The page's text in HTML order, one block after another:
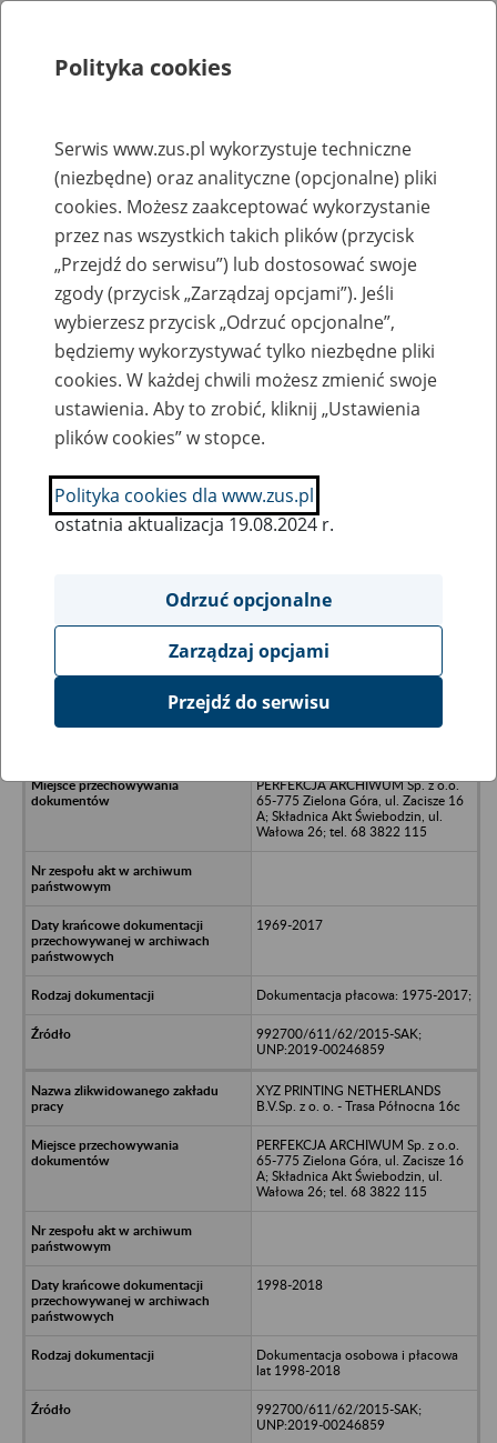
Rejestry, ewidencje i archiwa
Baza zlikwidowanych lub
przekształconych zakładów pracy
Nazwa zakładu pracy:
SZUKAJ
Ukryj wszystkie pozycje bazy
Waryński Toruń Sp z o.o. - Toruń, ul.
PERFEKCJA ARCHIWUM Sp. z o.o.
65-775 Zielona Góra, ul. Zacisze 16
A; Składnica Akt Świebodzin, ul.
Wałowa 26; tel. 68 3822 115
1969-2017
Dokumentacja płacowa: 1975-2017;
992700/611/62/2015-SAK;
UNP:2019-00246859
XYZ PRINTING NETHERLANDS
B.V.Sp. z o. o. - Trasa Północna 16c
PERFEKCJA ARCHIWUM Sp. z o.o.
65-775 Zielona Góra, ul. Zacisze 16
A; Składnica Akt Świebodzin, ul.
Wałowa 26; tel. 68 3822 115
1998-2018
Dokumentacja osobowa i płacowa
lat 1998-2018
992700/611/62/2015-SAK;
UNP:2019-00246859
Polityka cookies
Serwis www.zus.pl wykorzystuje techniczne
(niezbędne) oraz analityczne (opcjonalne) pliki
cookies. Możesz zaakceptować wykorzystanie
przez nas wszystkich takich plików (przycisk
„Przejdź do serwisu”) lub dostosować swoje
zgody (przycisk „Zarządzaj opcjami”). Jeśli
wybierzesz przycisk „Odrzuć opcjonalne”,
będziemy wykorzystywać tylko niezbędne pliki
cookies. W każdej chwili możesz zmienić swoje
ustawienia. Aby to zrobić, kliknij „Ustawienia
plików cookies” w stopce.
Polityka cookies dla www.zus.pl
ostatnia aktualizacja 19.08.2024 r.
Odrzuć opcjonalne
Zarządzaj opcjami
Przejdź do serwisu